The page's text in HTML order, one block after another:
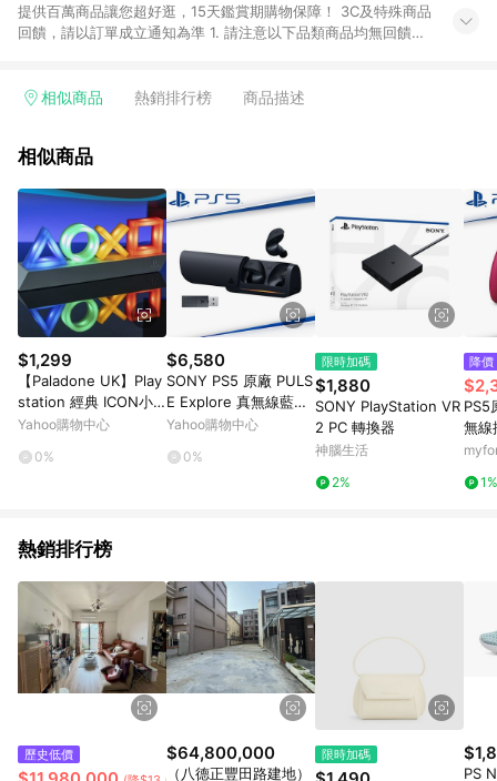
提供百萬商品讓您超好逛，15天鑑賞期購物保障！ 3C及特殊商品
回饋，請以訂單成立通知為準 1. 請注意以下品類商品均無回饋：
電玩/遊戲/相機/單眼/鏡頭/拍立得 [2024/6/1起適用] -內接硬
的購回饋活動享Yahoo超贈點回饋者 - 購物中心商店之商品：商
3. 訂單回饋金額將扣除運費/購物金/超贈點/福利金/紅利折抵/折
價券等虛擬貨幣折抵 4. 大宗採購或批發轉賣不具回饋資格： 如
有相關事證認定您為大宗採購、批發轉賣而非最終消費使用者，
相關認定以Yahoo購物中心之認定為準
相似商品 熱銷排行榜 商品描述
相似商品
$1,299
【Paladone UK】Play
station 經典 ICON小
夜燈
Yahoo購物中心
0%
$6,580
SONY PS5 原廠 PULS
E Explore 真無線藍芽
耳塞式耳機 午夜黑 CFI
AI雜訊抑制
Yahoo購物中心
0%
限時加碼
$1,880
SONY PlayStation VR
2 PC 轉換器
神腦生活
2%
降價
PS5
無線
-
1%
熱銷排行榜
歷史低價 $64,800,000
（八德正豐田路建地）
限時加碼
PS